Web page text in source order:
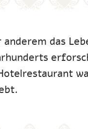
das